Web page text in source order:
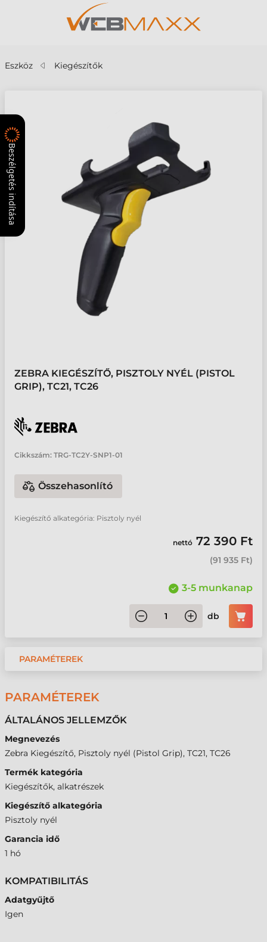
Eszköz Kiegészítők
ZEBRA KIEGÉSZÍTŐ, PISZTOLY NYÉL (PISTOL
GRIP), TC21, TC26
Cikkszám: TRG-TC2Y-SNP1-01
Összehasonlító
Kiegészítő alkategória: Pisztoly nyél
nettó 72 390 Ft
(91 935 Ft)
3-5 munkanap
db
PARAMÉTEREK
PARAMÉTEREK
ÁLTALÁNOS JELLEMZŐK
Megnevezés
Zebra Kiegészítő, Pisztoly nyél (Pistol Grip), TC21, TC26
Termék kategória
Kiegészítők, alkatrészek
Kiegészítő alkategória
Pisztoly nyél
Garancia idő
1 hó
KOMPATIBILITÁS
Adatgyűjtő
Igen
Beszélgetés indítása